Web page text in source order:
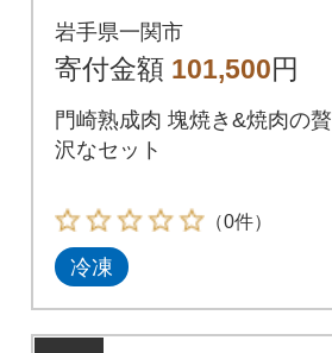
ンバーグ 部位別贅沢
セット
岩手県一関市
寄付金額 101,500円
門崎熟成肉 塊焼き&焼肉の贅
沢なセット
（0件）
冷凍